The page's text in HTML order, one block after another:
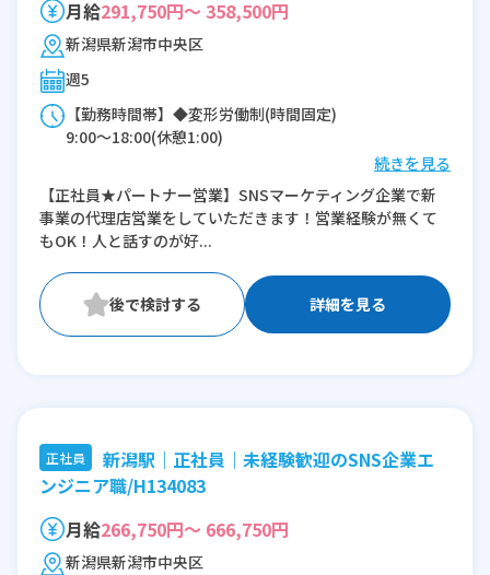
月給291,750円～ 358,500円
新潟県新潟市中央区
週5
【勤務時間帯】◆変形労働制(時間固定)
9:00〜18:00(休憩1:00)
※残業：10〜45時間程度/月
続きを見る
【正社員★パートナー営業】SNSマーケティング企業で新
事業の代理店営業をしていただきます！営業経験が無くて
もOK！人と話すのが好...
詳細を見る
正社員
新潟駅｜正社員｜未経験歓迎のSNS企業エ
ンジニア職/H134083
月給266,750円～ 666,750円
新潟県新潟市中央区